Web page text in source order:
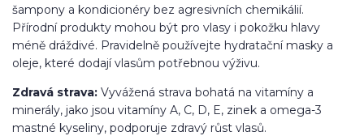
šampony a kondicionéry bez agresivních chemikálií.
Přírodní produkty mohou být pro vlasy i pokožku hlavy
méně dráždivé. Pravidelně používejte hydratační masky a
oleje, které dodají vlasům potřebnou výživu.
Zdravá strava: Vyvážená strava bohatá na vitamíny a
minerály, jako jsou vitamíny A, C, D, E, zinek a omega-3
mastné kyseliny, podporuje zdravý růst vlasů.